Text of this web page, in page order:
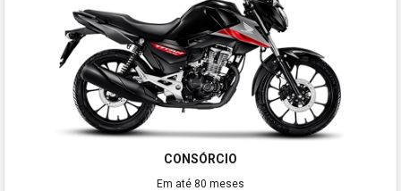
CONSÓRCIO
Em até 80 meses